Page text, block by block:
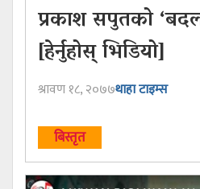
प्रकाश सपुतको
[हेर्नुहोस् भिडियो]
श्रावण १८, २०७७थाहा टाइम्स
बिस्तृत